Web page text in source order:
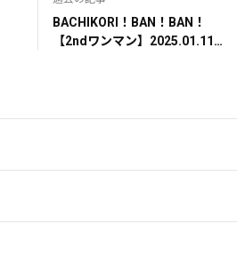
BACHIKORI！BAN！BAN！
【2ndワンマン】2025.01.11